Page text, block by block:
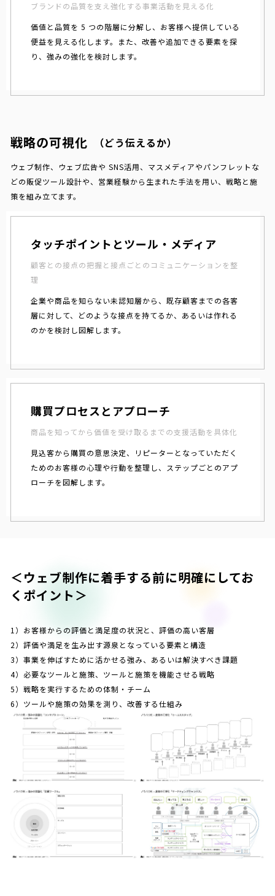
ブランドの品質を支え強化する事業活動を見える化
価値と品質を 5 つの階層に分解し、お客様へ提供している
便益を見える化します。また、改善や追加できる要素を探
り、強みの強化を検討します。
戦略の可視化 （どう伝えるか）
ウェブ制作、ウェブ広告や SNS活用、マスメディアやパンフレットな
どの販促ツール設計や、営業経験から生まれた手法を用い、戦略と施
策を組み立てます。
タッチポイントとツール・メディア
顧客との接点の把握と接点ごとのコミュニケーションを整
理
企業や商品を知らない未認知層から、既存顧客までの各客
層に対して、どのような接点を持てるか、あるいは作れる
のかを検討し図解します。
購買プロセスとアプローチ
商品を知ってから価値を受け取るまでの支援活動を具体化
見込客から購買の意思決定、リピーターとなっていただく
ためのお客様の心理や行動を整理し、ステップごとのアプ
ローチを図解します。
＜ウェブ制作に着手する前に明確にしてお
くポイント＞
1）お客様からの評価と満足度の状況と、評価の高い客層
2）評価や満足を生み出す源泉となっている要素と構造
3）事業を伸ばすために活かせる強み、あるいは解決すべき課題
4）必要なツールと施策、ツールと施策を機能させる戦略
5）戦略を実行するための体制・チーム
6）ツールや施策の効果を測り、改善する仕組み